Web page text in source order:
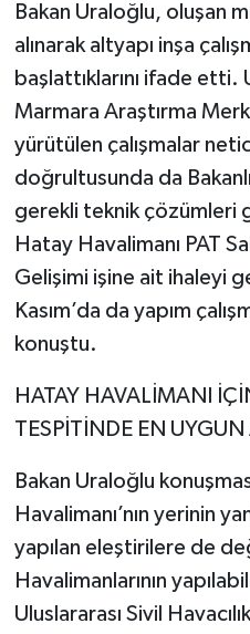
Bakan Uraloğlu, oluşan
alınarak altyapı inşa
başlattıklarını ifade etti.
Marmara Araştırma
yürütülen çalışmalar
doğrultusunda da
gerekli teknik çözümleri
Hatay Havalimanı PAT
Gelişimi işine ait ihaleyi
Kasım’da da yapım
konuştu.
HATAY HAVALİMANI
TESPİTİNDE EN UYGUN
Bakan Uraloğlu
Havalimanı’nın yerinin
yapılan eleştirilere de
Havalimanlarının
Uluslararası Sivil